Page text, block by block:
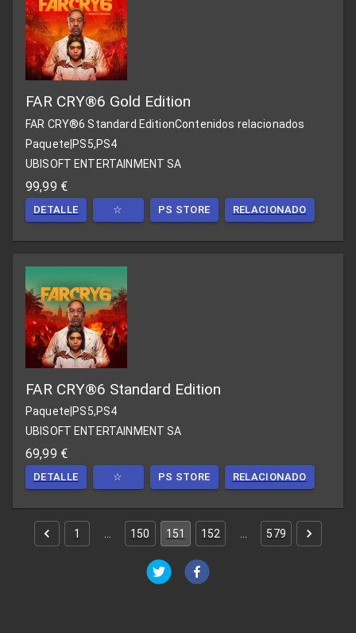
FAR CRY®6 Gold Edition
FAR CRY®6 Standard EditionContenidos relacionados
Paquete PS5,PS4
UBISOFT ENTERTAINMENT SA
99,99 €
DETALLE ☆ PS STORE RELACIONADO
FAR CRY®6 Standard Edition
Paquete PS5,PS4
UBISOFT ENTERTAINMENT SA
69,99 €
DETALLE ☆ PS STORE RELACIONADO
1 … 150 151 152 … 579